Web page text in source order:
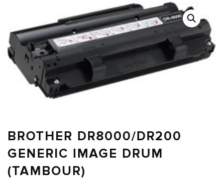
BROTHER DR8000/DR200
GENERIC IMAGE DRUM
(TAMBOUR)